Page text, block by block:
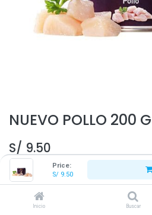
Price:
S/ 9.50
Inicio Buscar
NUEVO POLLO 200 G
S/ 9.50